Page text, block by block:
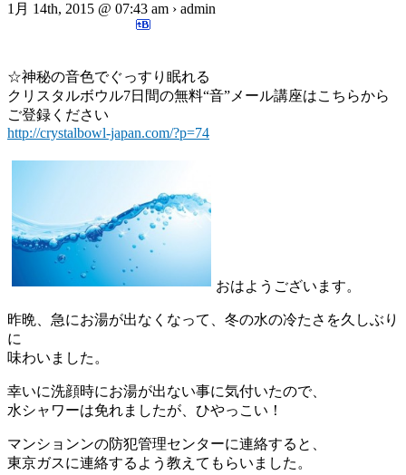
1月 14th, 2015 @ 07:43 am › admin
☆神秘の音色でぐっすり眠れる
クリスタルボウル7日間の無料“音”メール講座はこちらから
ご登録ください
http://crystalbowl-japan.com/?p=74
おはようございます。
昨晩、急にお湯が出なくなって、冬の水の冷たさを久しぶり
に
味わいました。
幸いに洗顔時にお湯が出ない事に気付いたので、
水シャワーは免れましたが、ひやっこい！
マンションンの防犯管理センターに連絡すると、
東京ガスに連絡するよう教えてもらいました。